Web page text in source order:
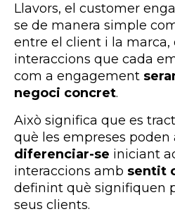
Llavors, el customer
se de manera simple
entre el client i la marca,
interaccions que cada
com a engagement
negoci concret.
Això significa que es
què les empreses
diferenciar-se iniciant
interaccions amb sentit
definint què signifiquen
seus clients.